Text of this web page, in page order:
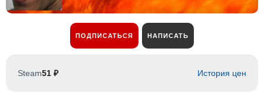
ПОДПИСАТЬСЯ НАПИСАТЬ
Steam51 ₽ История цен